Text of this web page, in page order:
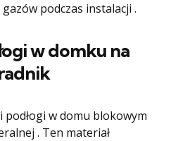
podczas instalacji .
w domku na
w domu blokowym
. Ten materiał